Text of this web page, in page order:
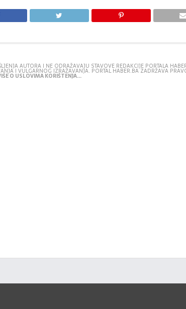
AUTORA I NE ODRAŽAVAJU STAVOVE REDAKCIJE PORTALA
I VULGARNOG IZRAŽAVANJA. PORTAL HABER.BA ZADRŽAVA
O USLOVIMA KORIŠTENJA...